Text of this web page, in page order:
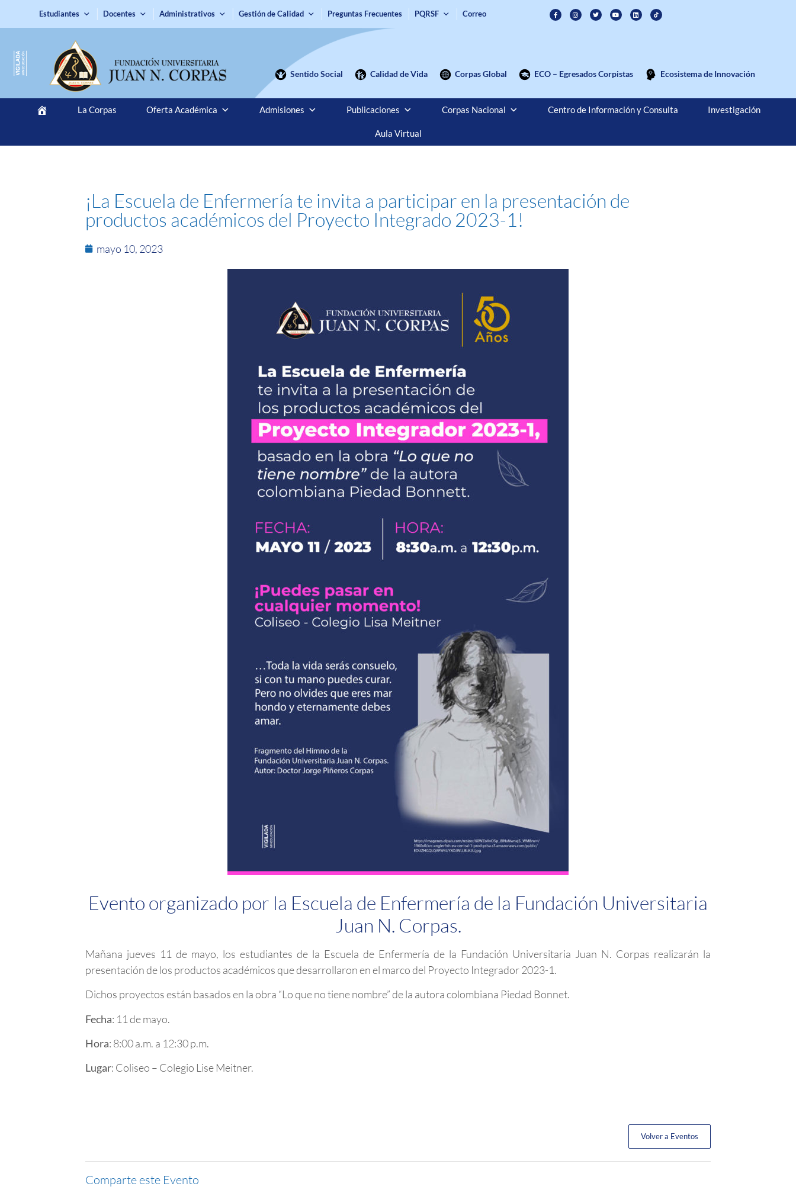
Estudiantes Docentes Administrativos Gestión de Calidad Preguntas Frecuentes PQRSF Correo
Sentido Social Calidad de Vida Corpas Global ECO – Egresados Corpistas Ecosistema de Innovación
La Corpas Oferta Académica Admisiones Publicaciones Corpas Nacional Centro de Información y Consulta Investigación
Aula Virtual
¡La Escuela de Enfermería te invita a participar en la presentación de
productos académicos del Proyecto Integrado 2023-1!
mayo 10, 2023
Evento organizado por la Escuela de Enfermería de la Fundación Universitaria
Juan N. Corpas.
Mañana jueves 11 de mayo, los estudiantes de la Escuela de Enfermería de la Fundación Universitaria Juan N. Corpas realizarán la
presentación de los productos académicos que desarrollaron en el marco del Proyecto Integrador 2023-1.
Dichos proyectos están basados en la obra “Lo que no tiene nombre” de la autora colombiana Piedad Bonnet.
Fecha: 11 de mayo.
Hora: 8:00 a.m. a 12:30 p.m.
Lugar: Coliseo – Colegio Lise Meitner.
Volver a Eventos
Comparte este Evento